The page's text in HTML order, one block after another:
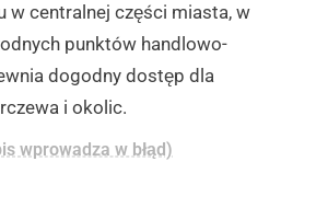
w centralnej części miasta, w
punktów handlowo-
dogodny dostęp dla
i okolic.
wprowadza w błąd)